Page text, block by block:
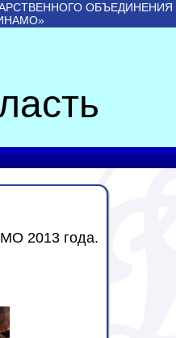
ОБЪЕДИНЕНИЯ
2013 года.